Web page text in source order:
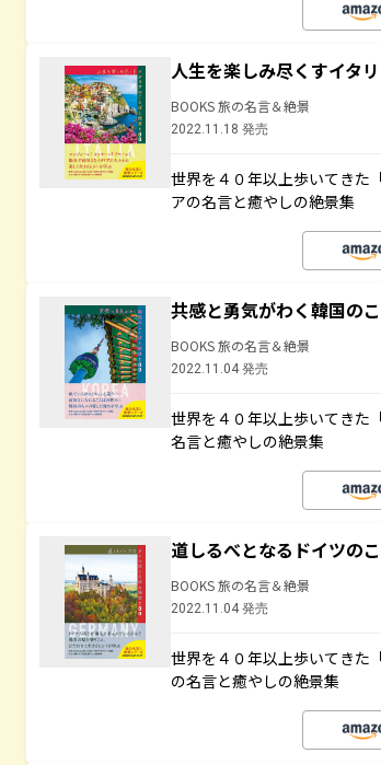
人生を楽しみ尽くすイタ
BOOKS 旅の名言＆絶景
2022.11.18 発売
世界を４０年以上歩いてきた
アの名言と癒やしの絶景集
共感と勇気がわく韓国の
BOOKS 旅の名言＆絶景
2022.11.04 発売
世界を４０年以上歩いてきた
名言と癒やしの絶景集
道しるべとなるドイツの
BOOKS 旅の名言＆絶景
2022.11.04 発売
世界を４０年以上歩いてきた
の名言と癒やしの絶景集